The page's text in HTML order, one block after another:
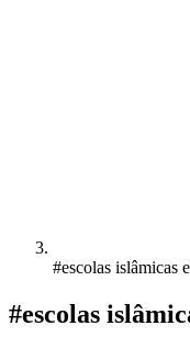
#escolas islâmicas
#escolas